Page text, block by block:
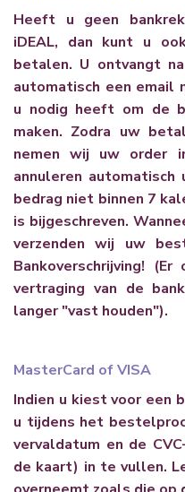
Heeft u geen
iDEAL, dan kunt u
betalen. U ontvangt
automatisch een email
u nodig heeft om de
maken. Zodra uw
nemen wij uw order
annuleren
bedrag niet binnen 7
is bijgeschreven.
verzenden wij uw
Bankoverschrijving!
vertraging van de
langer "vast houden").
MasterCard of VISA
Indien u kiest voor een
u tijdens het
vervaldatum en de
de kaart) in te vullen.